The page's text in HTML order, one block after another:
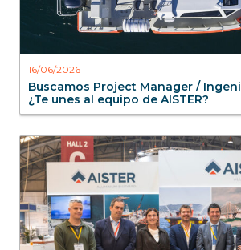
16/06/2026
Buscamos Project Manager /
¿Te unes al equipo de AISTER?
Aister Blog Ferias